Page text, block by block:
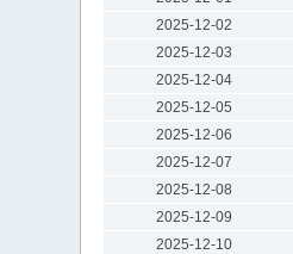
2025-12-02
2025-12-03
2025-12-04
2025-12-05
2025-12-06
2025-12-07
2025-12-08
2025-12-09
2025-12-10